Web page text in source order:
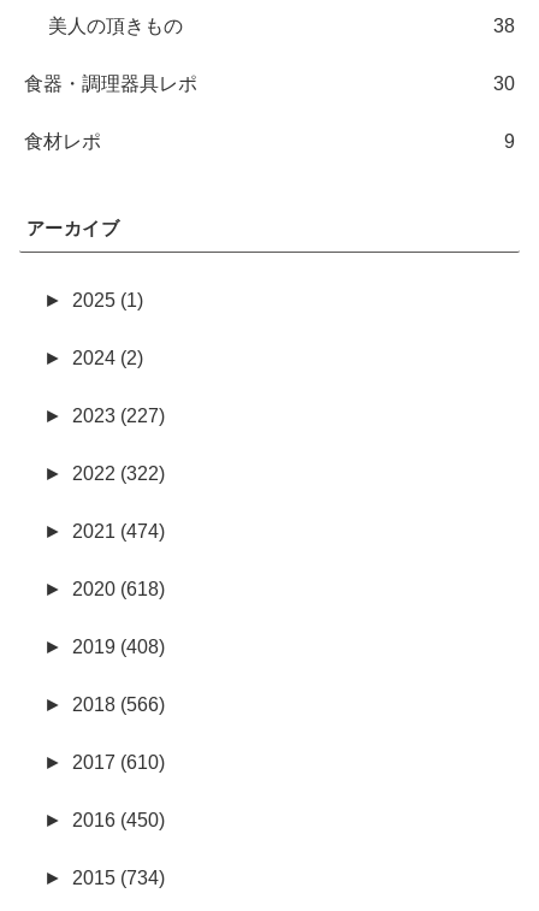
美人の頂きもの 38
食器・調理器具レポ 30
食材レポ 9
アーカイブ
► 2025 (1)
► 2024 (2)
► 2023 (227)
► 2022 (322)
► 2021 (474)
► 2020 (618)
► 2019 (408)
► 2018 (566)
► 2017 (610)
► 2016 (450)
► 2015 (734)